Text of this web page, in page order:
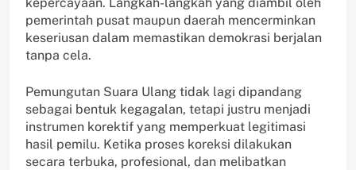
pemerintah pusat maupun daerah mencerminkan
keseriusan dalam memastikan demokrasi berjalan
tanpa cela.
Pemungutan Suara Ulang tidak lagi dipandang
sebagai bentuk kegagalan, tetapi justru menjadi
instrumen korektif yang memperkuat legitimasi
hasil pemilu. Ketika proses koreksi dilakukan
secara terbuka, profesional, dan melibatkan